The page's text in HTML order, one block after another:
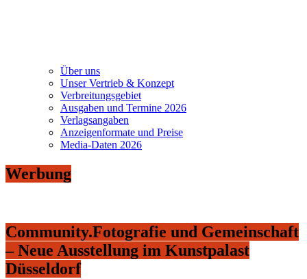
Über uns
Unser Vertrieb & Konzept
Verbreitungsgebiet
Ausgaben und Termine 2026
Verlagsangaben
Anzeigenformate und Preise
Media-Daten 2026
Werbung
Community.Fotografie und Gemeinschaft
– Neue Ausstellung im Kunstpalast
Düsseldorf